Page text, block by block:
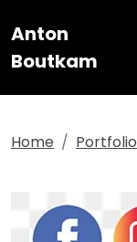
Anton
Boutkam
Home Portfolio